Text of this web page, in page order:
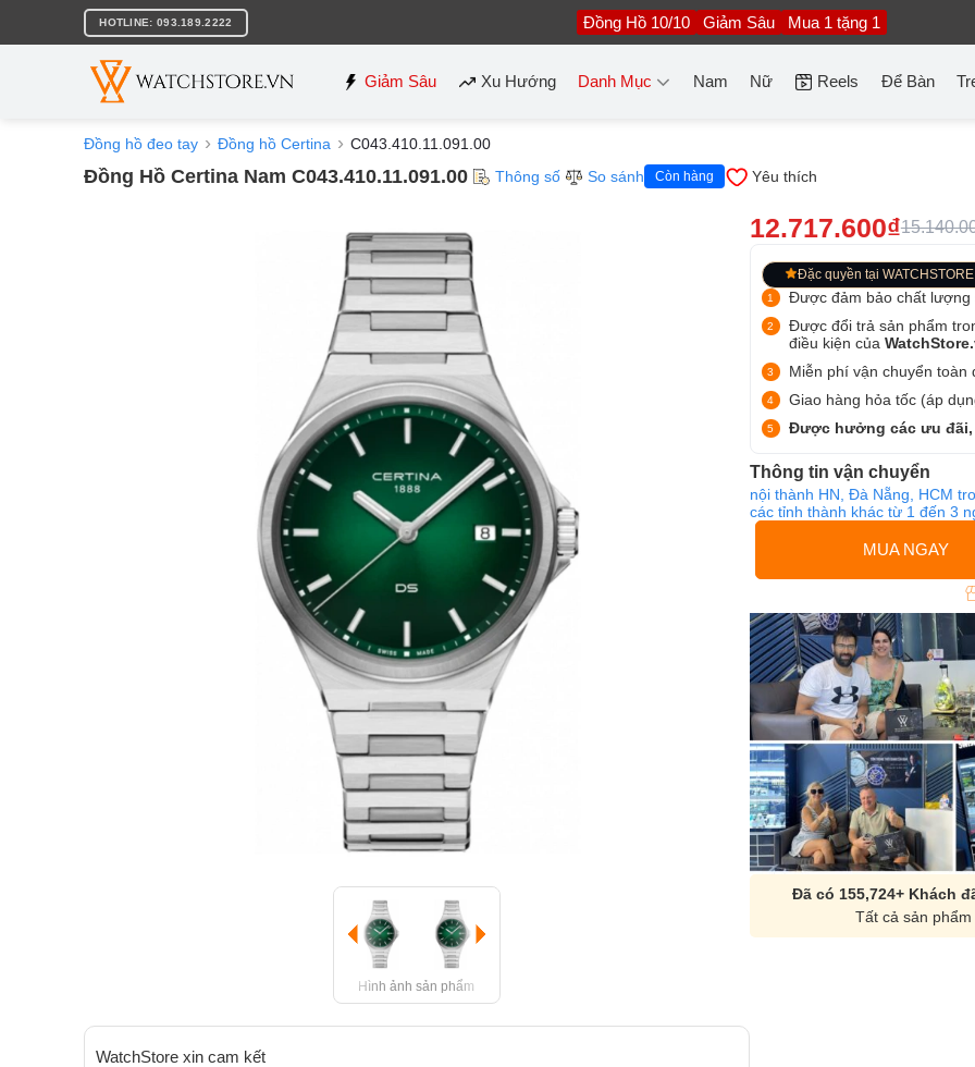
nội
HOTLINE: 093.189.2222 Đồng Hồ 10/10 Giảm Sâu Mua 1 tặng 1
Giảm Sâu Xu Hướng Danh Mục Nam Nữ Reels Để Bàn
Đồng hồ đeo tay Đồng hồ Certina C043.410.11.091.00
Đồng Hồ Certina Nam C043.410.11.091.00 Thông số So sánh Còn hàng Yêu thích
Hình ảnh sản phẩm
WatchStore xin cam kết
12.717.600₫
Đặc quyền tại WATCHSTORE
Được đảm bảo chất lượng
Được đổi trả sản phẩm
điều kiện của
Miễn phí vận chuyển toàn
Giao hàng hỏa tốc (áp
Được hưởng các ưu đãi,
Thông tin vận chuyển
nội thành HN, Đà Nẵng, HCM
các tỉnh thành khác từ 1 đến 3
MUA NGAY
Đã có 155,724+ Khách
Tất cả sản